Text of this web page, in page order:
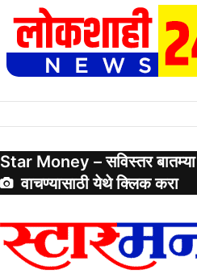
Star Money – सविस्तर बातम्या
वाचण्यासाठी येथे क्लिक करा